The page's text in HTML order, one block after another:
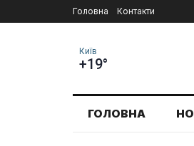
Головна Контакти
Київ
+19°
ГОЛОВНА